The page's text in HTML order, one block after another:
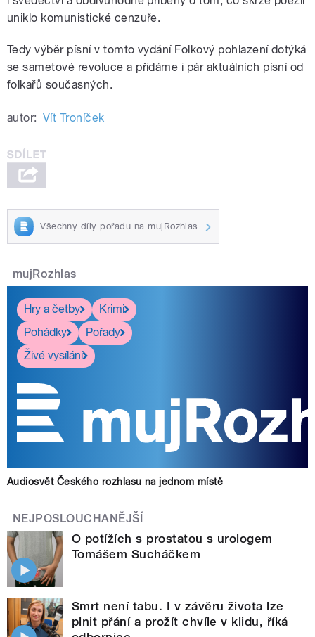
uniklo komunistické cenzuře.
Tedy výběr písní v tomto vydání Folkový pohlazení dotýká
se sametové revoluce a přidáme i pár aktuálních písní od
folkařů současných.
autor: Vít Troníček
Všechny díly pořadu na mujRozhlas
mujRozhlas
Hry a četby
Krimi
Pohádky
Pořady
Živé vysílání
Audiosvět Českého rozhlasu na jednom místě
NEJPOSLOUCHANĚJŠÍ
O potížích s prostatou s urologem
Tomášem Sucháčkem
Smrt není tabu. I v závěru života lze
plnit přání a prožít chvíle v klidu, říká